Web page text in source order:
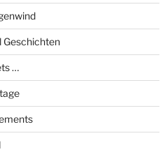
Geschichten
…